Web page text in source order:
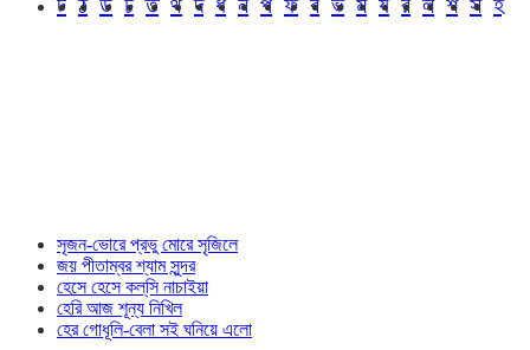
সৃজন-ভোরে প্রভু মোরে সৃজিলে
জয় পীতাম্বর শ্যাম সুন্দর
হেসে হেসে কল্‌সি নাচাইয়া
হেরি আজ শূন্য নিখিল
হের গোধূলি-বেলা সই ঘনিয়ে এলো